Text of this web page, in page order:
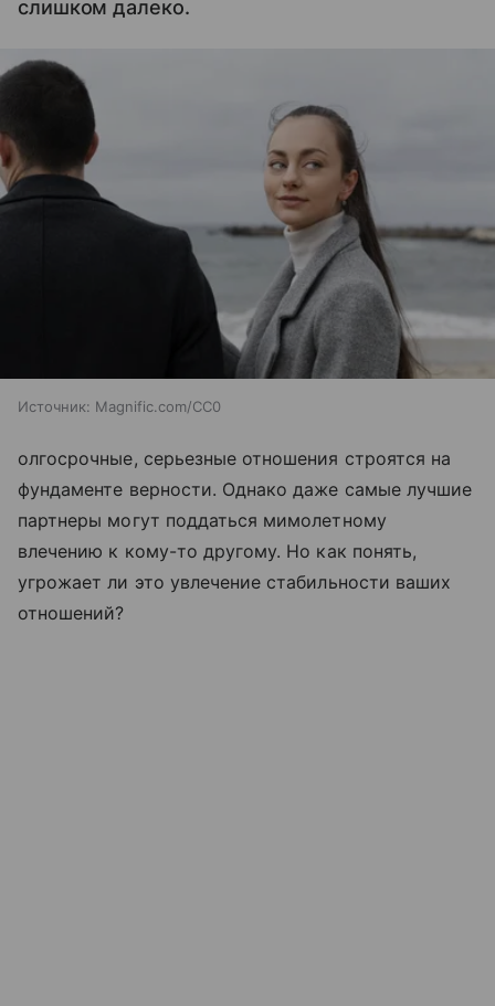
слишком далеко.
Источник: Magnific.com/CC0
олгосрочные, серьезные отношения строятся на
фундаменте верности. Однако даже самые лучшие
партнеры могут поддаться мимолетному
влечению к кому-то другому. Но как понять,
угрожает ли это увлечение стабильности ваших
отношений?